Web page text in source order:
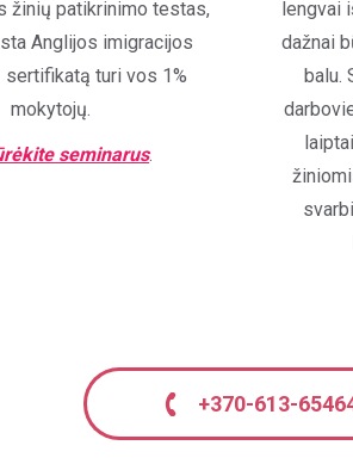
žinių patikrinimo testas,
Anglijos imigracijos
sertifikatą turi vos 1%
mokytojų.
seminarus.
lengvai
dažnai
balu.
+370-613-